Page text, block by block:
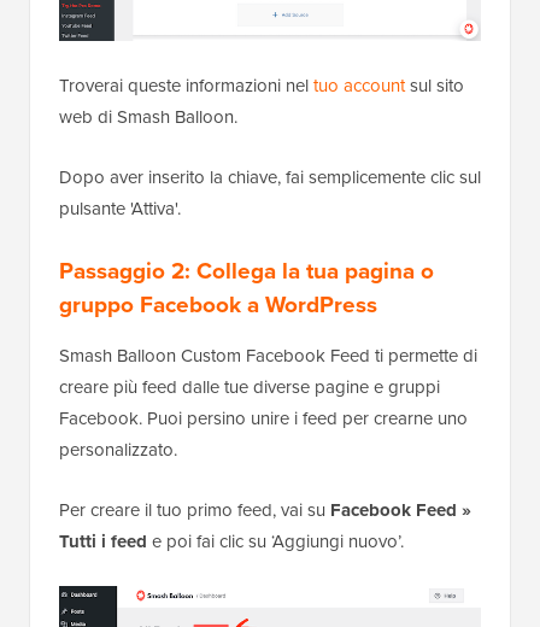
Troverai queste informazioni neltuo accountsul sito
web di Smash Balloon.
Dopo aver inserito la chiave, fai semplicemente clic sul
pulsante 'Attiva'.
Passaggio 2: Collega la tua pagina o
gruppo Facebook a WordPress
Smash Balloon Custom Facebook Feed ti permette di
creare più feed dalle tue diverse pagine e gruppi
Facebook. Puoi persino unire i feed per crearne uno
personalizzato.
Per creare il tuo primo feed, vai su Facebook Feed »
Tutti i feed e poi fai clic su ‘Aggiungi nuovo’.